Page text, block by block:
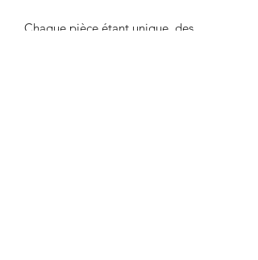
Chaque pièce étant unique, des